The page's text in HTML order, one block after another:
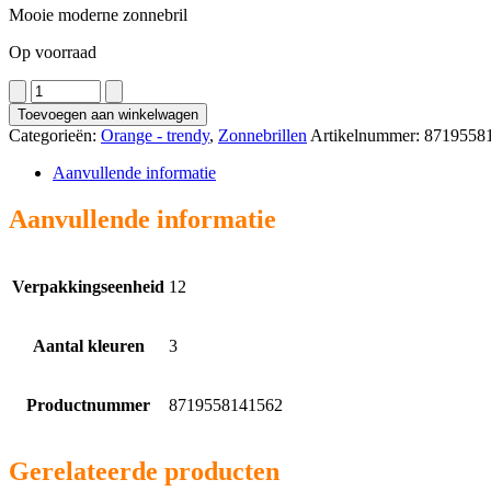
Mooie moderne zonnebril
Op voorraad
2800
aantal
Toevoegen aan winkelwagen
Categorieën: Orange - trendy, Zonnebrillen Artikelnummer:
Aanvullende informatie
Aanvullende informatie
Verpakkingseenheid 12
Aantal kleuren 3
Productnummer 8719558141562
Gerelateerde producten